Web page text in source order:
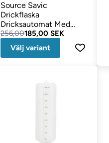
Source Savic
Drickflaska
Dricksautomat Med
Smart Pip
256,00185,00 SEK
Välj variant